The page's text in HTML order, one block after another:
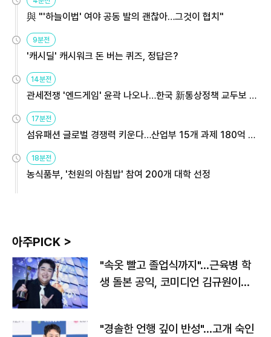
與 "'하늘이법' 여야 공동 발의 괜찮아…그것이 협치"
9분전
'캐시딜' 캐시워크 돈 버는 퀴즈, 정답은?
14분전
관세전쟁 '엔드게임' 윤곽 나오나…한국 新통상정책 교두보 활
용해야
17분전
섬유패션 글로벌 경쟁력 키운다…산업부 15개 과제 180억 지
원
18분전
농식품부, '천원의 아침밥' 참여 200개 대학 선정
아주PICK >
"속옷 빨고 졸업식까지"…근육병 학
생 돌본 공익, 코미디언 김규원이었
"경솔한 언행 깊이 반성"…고개 숙인